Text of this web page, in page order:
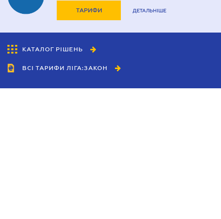
ТАРИФИ ДЕТАЛЬНІШЕ
КАТАЛОГ РІШЕНЬ
ВСІ ТАРИФИ ЛІГА:ЗАКОН